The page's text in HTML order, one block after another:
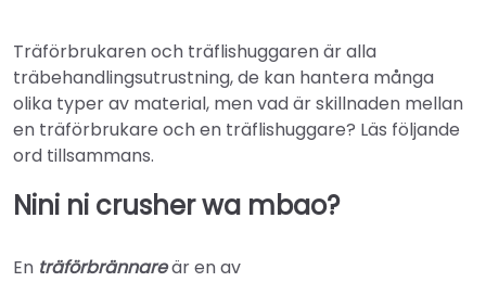
Träförbrukaren och träflishuggaren är alla
träbehandlingsutrustning, de kan hantera många
olika typer av material, men vad är skillnaden mellan
en träförbrukare och en träflishuggare? Läs följande
ord tillsammans.
Nini ni crusher wa mbao?
En träförbrännareär en av